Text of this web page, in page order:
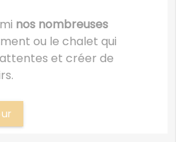
nos nombreuses
ou le chalet qui
et créer de